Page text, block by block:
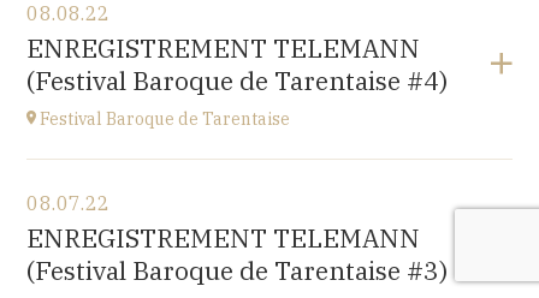
Savoie
at21H00
08.08.22
ENREGISTREMENT TELEMANN
(Festival Baroque de Tarentaise #4)
Festival Baroque de Tarentaise
Savoie
at10H
08.07.22
ENREGISTREMENT TELEMANN
(Festival Baroque de Tarentaise #3)